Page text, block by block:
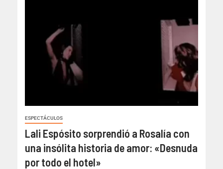
ESPECTÁCULOS
Lali Espósito sorprendió a Rosalía con
una insólita historia de amor: «Desnuda
por todo el hotel»